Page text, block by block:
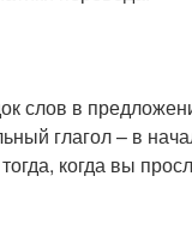
слов в
глагол – в
когда вы